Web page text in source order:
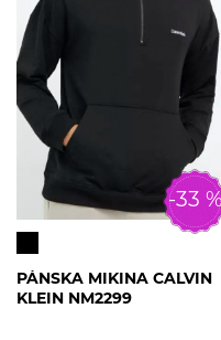
-33
PÁNSKA MIKINA CALVIN
KLEIN NM2299